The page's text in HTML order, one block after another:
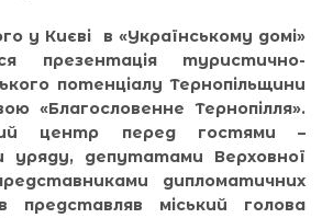
у Києві в «Українському домі»
презентація туристично-
потенціалу Тернопільщини
«Благословенне Тернопілля».
центр перед гостями –
уряду, депутатами Верховної
дипломатичних
представляв міський голова